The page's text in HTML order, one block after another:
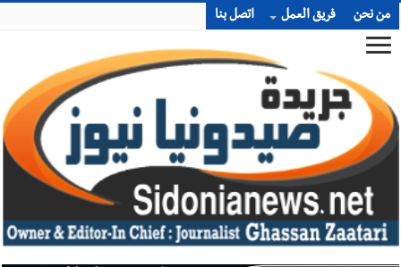
من نحن فريق العمل اتصل بنا